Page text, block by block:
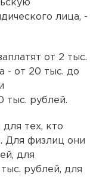
лица, -
от 2 тыс.
- от 20 тыс. до
тыс. рублей.
тех, кто
Для физлиц они
для
рублей, для